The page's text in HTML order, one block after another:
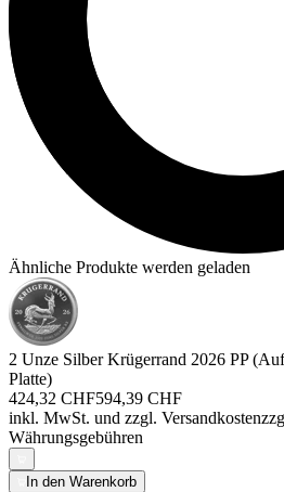
Ähnliche Produkte werden geladen
2 Unze Silber Krügerrand 2026 PP
Platte)
424,32 CHF594,39 CHF
inkl. MwSt. und zzgl. Versandkosten
Währungsgebühren
In den Warenkorb